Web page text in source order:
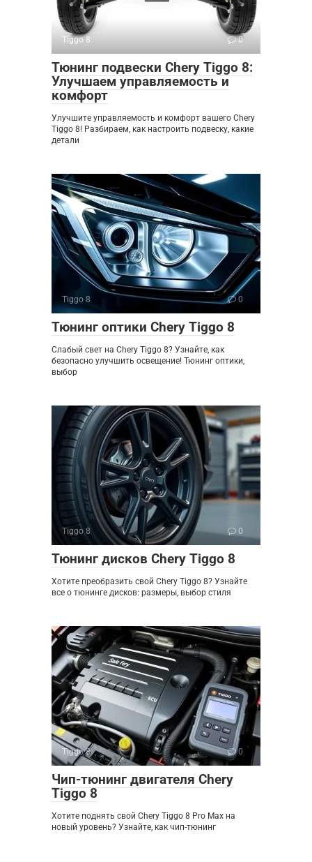
Tiggo 8 0
Тюнинг подвески Chery Tiggo 8:
Улучшаем управляемость и
комфорт
Улучшите управляемость и комфорт вашего Chery
Tiggo 8! Разбираем, как настроить подвеску, какие
детали
Tiggo 8 0
Тюнинг оптики Chery Tiggo 8
Слабый свет на Chery Tiggo 8? Узнайте, как
безопасно улучшить освещение! Тюнинг оптики,
выбор
Tiggo 8 0
Тюнинг дисков Chery Tiggo 8
Хотите преобразить свой Chery Tiggo 8? Узнайте
все о тюнинге дисков: размеры, выбор стиля
Tiggo 8 0
Чип-тюнинг двигателя Chery
Tiggo 8
Хотите поднять свой Chery Tiggo 8 Pro Max на
новый уровень? Узнайте, как чип-тюнинг